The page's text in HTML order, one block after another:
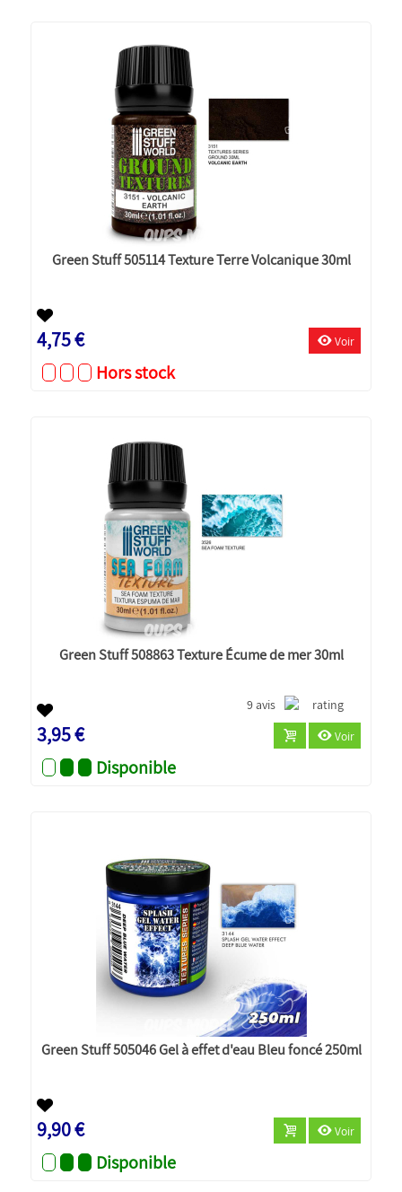
Green Stuff 505114 Texture Terre Volcanique 30ml
4,75 € Voir
Hors stock
Green Stuff 508863 Texture Écume de mer 30ml
9 avis
3,95 € Voir
Disponible
Green Stuff 505046 Gel à effet d'eau Bleu foncé 250ml
9,90 € Voir
Disponible